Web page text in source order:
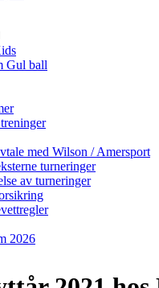
Gul ball
med Wilson / Amersport
turneringer
av turneringer
2026